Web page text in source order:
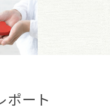
ポート